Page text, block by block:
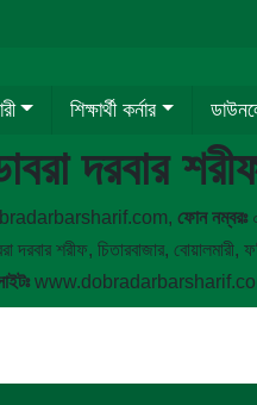
শিক্ষার্থী কর্নার
দরবার
ফোন নম্বরঃ
দরবার শরীফ, চিতারবাজার, বোয়ালমারী,